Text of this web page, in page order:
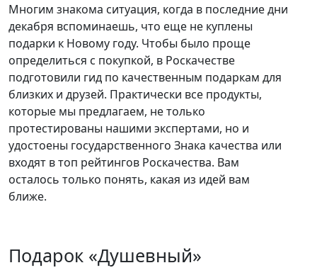
Многим знакома ситуация, когда в последние дни
декабря вспоминаешь, что еще не куплены
подарки к Новому году. Чтобы было проще
определиться с покупкой, в Роскачестве
подготовили гид по качественным подаркам для
близких и друзей. Практически все продукты,
которые мы предлагаем, не только
протестированы нашими экспертами, но и
удостоены государственного Знака качества или
входят в топ рейтингов Роскачества. Вам
осталось только понять, какая из идей вам
ближе.
Подарок «Душевный»